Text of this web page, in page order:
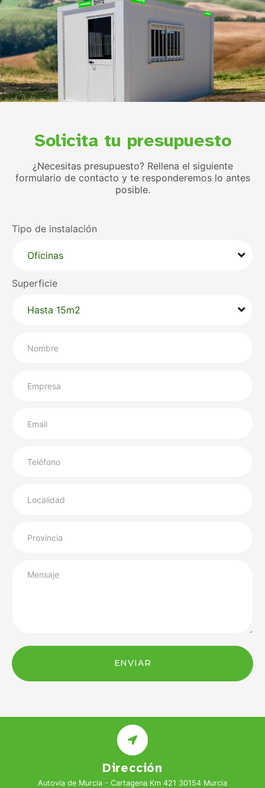
Solicita tu presupuesto
¿Necesitas presupuesto? Rellena el siguiente
formulario de contacto y te responderemos lo antes
posible.
Tipo de instalación
Superficie
ENVIAR
Dirección
Autovía de Murcia - Cartagena Km 421 30154 Murcia